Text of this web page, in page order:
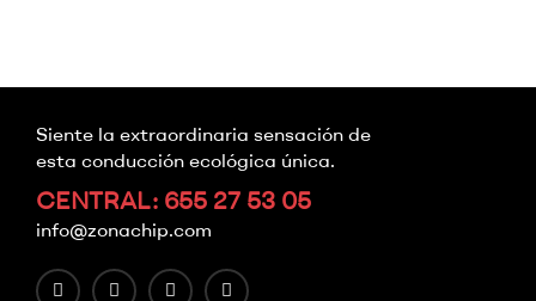
Siente la extraordinaria sensación de
esta conducción ecológica única.
CENTRAL: 655 27 53 05
info@zonachip.com